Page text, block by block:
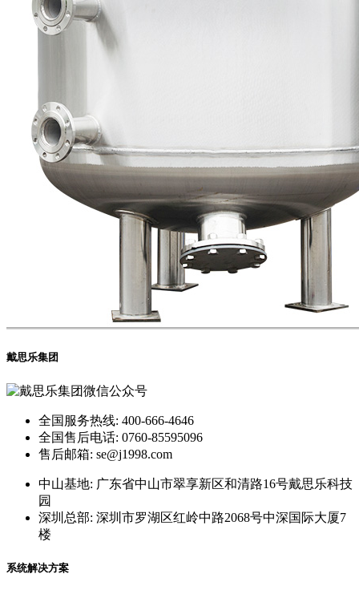
戴思乐集团
全国服务热线: 400-666-4646
全国售后电话: 0760-85595096
售后邮箱: se@j1998.com
中山基地: 广东省中山市翠享新区和清路16号戴思乐科技
园
深圳总部: 深圳市罗湖区红岭中路2068号中深国际大厦7
楼
系统解决方案